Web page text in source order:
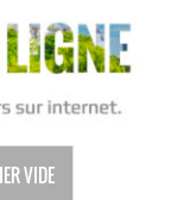
VIDE